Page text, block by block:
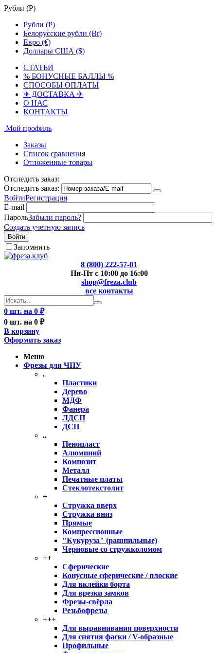
Рубли (Р)
Рубли (Р)
Белорусские рубли (Br)
Евро (€)
Доллары США ($)
СТАТЬИ
% БОНУСНЫЕ БАЛЛЫ %
СПОСОБЫ ОПЛАТЫ
✈ ДОСТАВКА ✈
О НАС
КОНТАКТЫ
Мой профиль
Заказы
Список сравнения
Отложенные товары
Отследить заказ:
Отследить заказ:
ВойтиРегистрация
E-mail
ПарольЗабыли пароль?
Создать учетную запись
Войти
Запомнить
8 (800) 222-57-01
Пн-Пт с 10:00 до 16:00
shop@freza.club
все контакты
0 шт. на 0 ₽
0 шт. на 0 ₽
В корзину
Оформить заказ
Меню
Фрезы для ЧПУ
.
Пластики
Дерево
МДФ
Фанера
ЛДСП
ДСП
..
Пенопласт
Алюминий
Композит
Металл
Печатные платы
Стеклотекстолит
+
Стружка вверх
Стружка вниз
Прямые
Компрессионные
"Кукуруза" (рашпильные)
Черновые со стружколомом
++
Сферические
Конусные сферические / плоские
Для вклейки борта
Для врезки замков
Фрезы-свёрла
Резьбофрезы
+++
Для выравнивания поверхности
Для снятия фаски / V-образные
Профильные